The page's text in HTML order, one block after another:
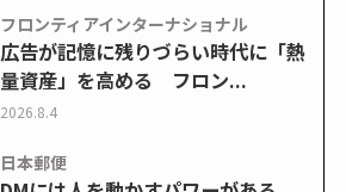
フロンティアインターナショナル
広告が記憶に残りづらい時代に「熱
量資産」を高める フロン...
2026.8.4
日本郵便